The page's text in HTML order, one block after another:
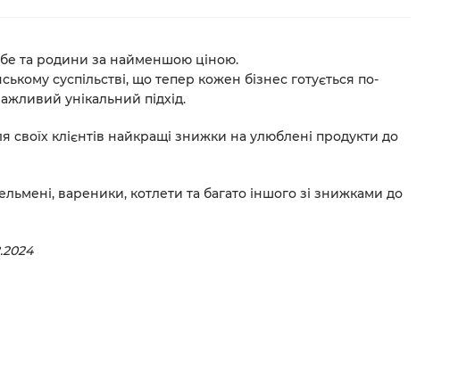
та родини за найменшою ціною.
суспільстві, що тепер кожен бізнес готується по-
унікальний підхід.
клієнтів найкращі знижки на улюблені продукти до
вареники, котлети та багато іншого зі знижками до